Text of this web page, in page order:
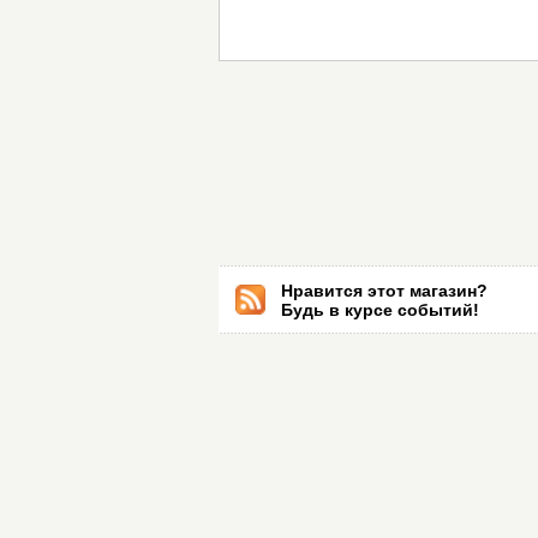
Нравится этот магазин?
Будь в курсе событий!